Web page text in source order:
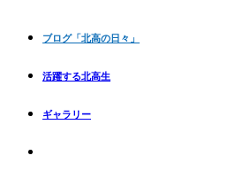
ブログ「北高の日々」
活躍する北高生
ギャラリー